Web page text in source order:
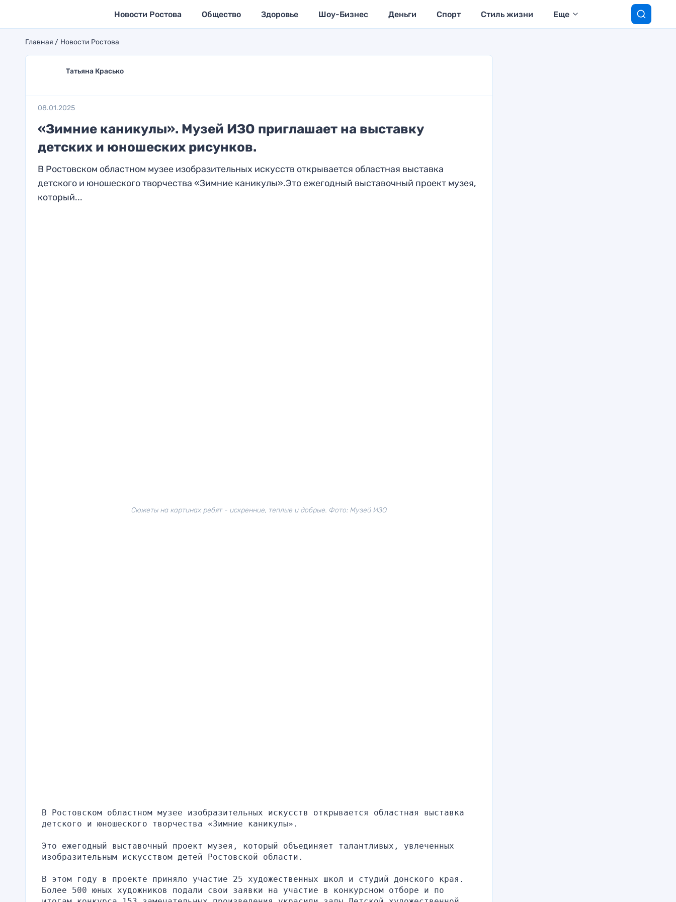
Новости Ростова Общество Здоровье Шоу-Бизнес Деньги Спорт Стиль жизни Еще
Главная Новости Ростова
Татьяна Красько
08.01.2025
«Зимние каникулы». Музей ИЗО приглашает на выставку
детских и юношеских рисунков.
В Ростовском областном музее изобразительных искусств открывается областная выставка
детского и юношеского творчества «Зимние каникулы».Это ежегодный выставочный проект музея,
который...
Сюжеты на картинах ребят - искренние, теплые и добрые. Фото: Музей ИЗО
В Ростовском областном музее изобразительных искусств открывается областная выставка
детского и юношеского творчества «Зимние каникулы».
Это ежегодный выставочный проект музея, который объединяет талантливых, увлеченных
изобразительным искусством детей Ростовской области.
В этом году в проекте приняло участие 25 художественных школ и студий донского края.
Более 500 юных художников подали свои заявки на участие в конкурсном отборе и по